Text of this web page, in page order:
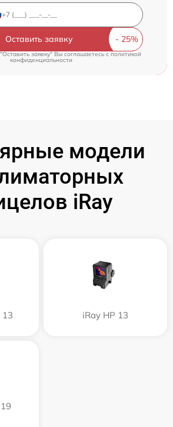
Оставить заявку
заявку" Вы соглашаетесь cполитикой
конфиденциальности
модели
iRay
13 iRay HP 13